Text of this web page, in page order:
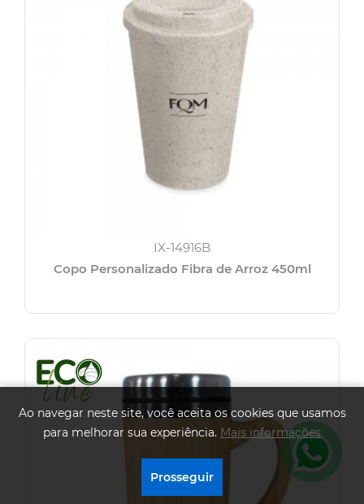
IX-14916B
Copo Personalizado Fibra de Arroz 450ml
Ao navegar neste site, você aceita os cookies que usamos
para melhorar sua experiência. Mais informações
Prosseguir